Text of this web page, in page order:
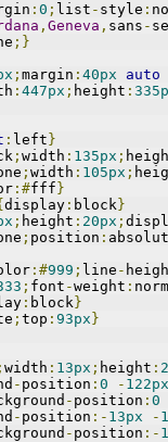
: 0 ; list - style :
, Geneva , sans -
;}
; margin : 40px auto
: 447px ; height :
: left }
; width : 135px ;
; width : 105px ;
:#fff }
display : block}
; height : 20px ;
; position :
:#999 ; line -
; font -weight :
: block}
; top : 93px }
; width : 13px ; height :
- position : 0 - 122px
- position : 0
- position :- 13px -
- position :-